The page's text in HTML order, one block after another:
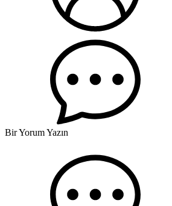
Bir Yorum Yazın